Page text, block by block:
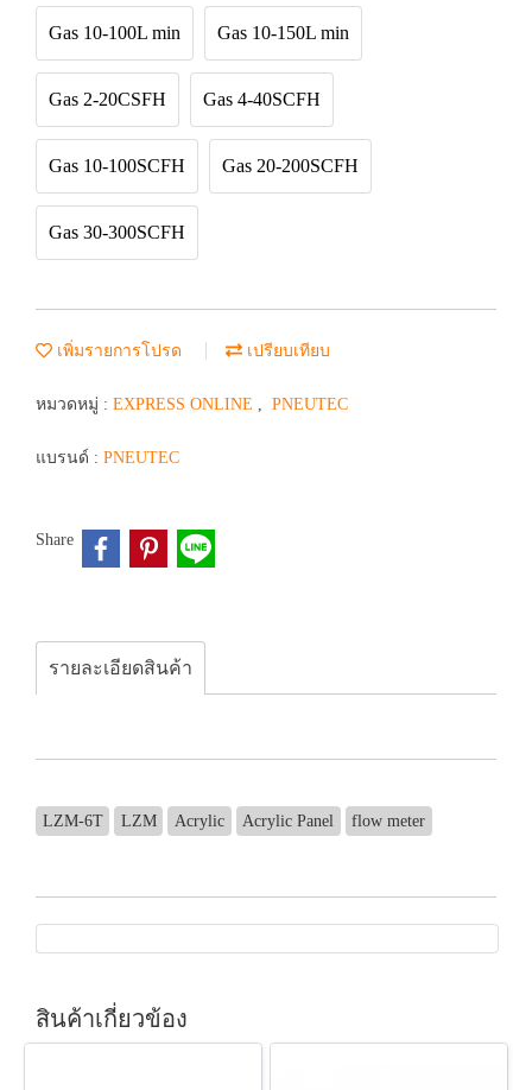
Gas 10-100L min Gas 10-150L min
Gas 2-20CSFH Gas 4-40SCFH
Gas 10-100SCFH Gas 20-200SCFH
Gas 30-300SCFH
เพิ่มรายการโปรด เปรียบเทียบ
หมวดหมู่ : EXPRESS ONLINE , PNEUTEC
แบรนด์ : PNEUTEC
Share
รายละเอียดสินค้า
LZM-6T LZM Acrylic Acrylic Panel flow meter
สินค้าเกี่ยวข้อง